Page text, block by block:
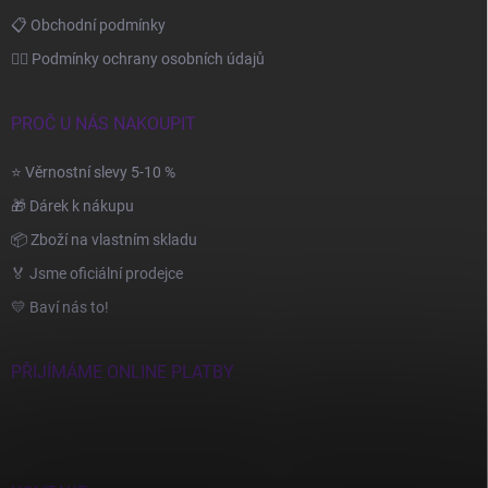
📋 Obchodní podmínky
🙆‍♂️ Podmínky ochrany osobních údajů
PROČ U NÁS NAKOUPIT
⭐ Věrnostní slevy 5-10 %
🎁 Dárek k nákupu
📦 Zboží na vlastním skladu
🏅 Jsme oficiální prodejce
💛 Baví nás to!
PŘIJÍMÁME ONLINE PLATBY